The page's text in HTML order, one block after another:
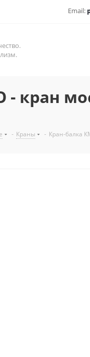
Email:
кран
- Краны - Кран-балка